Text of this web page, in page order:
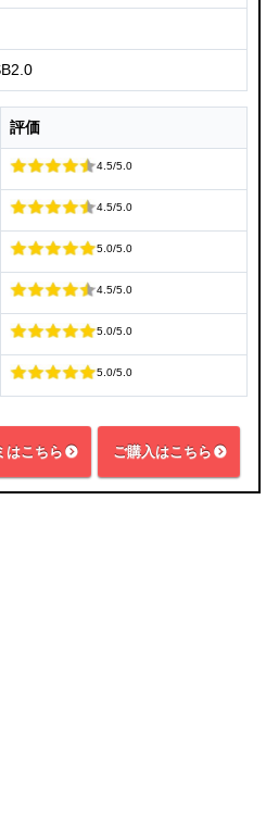
評価
4.5/5.0
4.5/5.0
5.0/5.0
4.5/5.0
5.0/5.0
5.0/5.0
はこちら ご購入はこちら